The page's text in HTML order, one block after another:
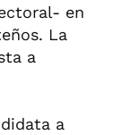
en
La
a
a